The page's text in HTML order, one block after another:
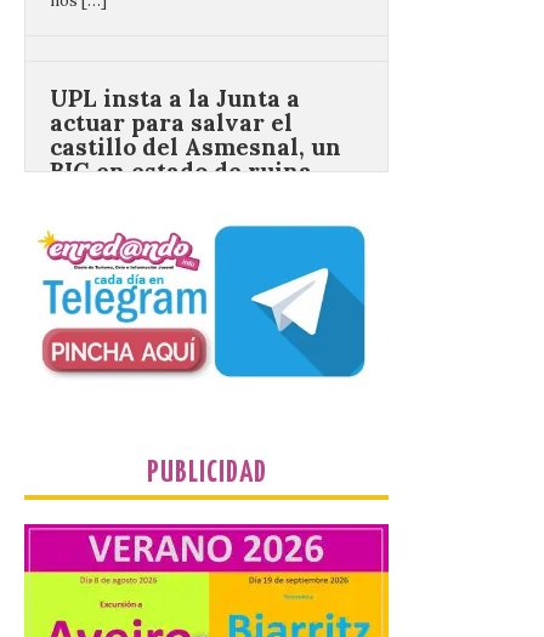
BIC en estado de ruina
7 Ago 2026
Cultural abandonado
desde 1949. Los
procuradores leonesistas
plantean que la Junta
contacte cuanto antes con los
propietarios para exigirles medidas
inmediatas que frenen el deterioro y el
riesgo de colapso. Los procuradores de
La Universidad de León
distribuye folletos con la
programación del evento
del eclipse solar que
organiza con la ESA y el
Ayuntamiento
PUBLICIDAD